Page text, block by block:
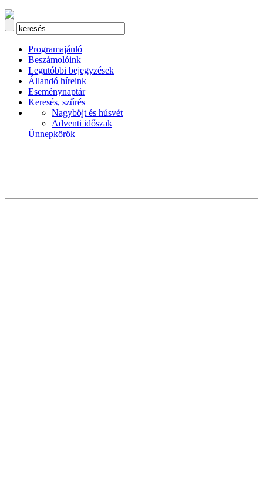
Programajánló
Beszámolóink
Legutóbbi bejegyzések
Állandó híreink
Eseménynaptár
Keresés, szűrés
Nagyböjt és húsvét
Adventi időszak
Ünnepkörök